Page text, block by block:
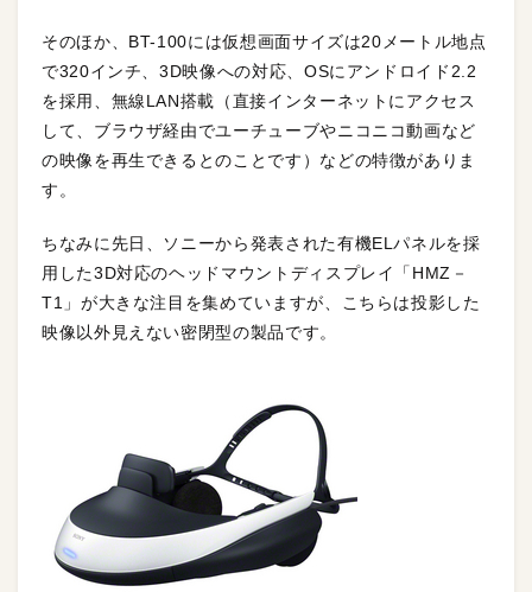
そのほか、BT-100には仮想画面サイズは20メートル地点
で320インチ、3D映像への対応、OSにアンドロイド2.2
を採用、無線LAN搭載（直接インターネットにアクセス
して、ブラウザ経由でユーチューブやニコニコ動画など
の映像を再生できるとのことです）などの特徴がありま
す。
ちなみに先日、ソニーから発表された有機ELパネルを採
用した3D対応のヘッドマウントディスプレイ「HMZ－
T1」が大きな注目を集めていますが、こちらは投影した
映像以外見えない密閉型の製品です。